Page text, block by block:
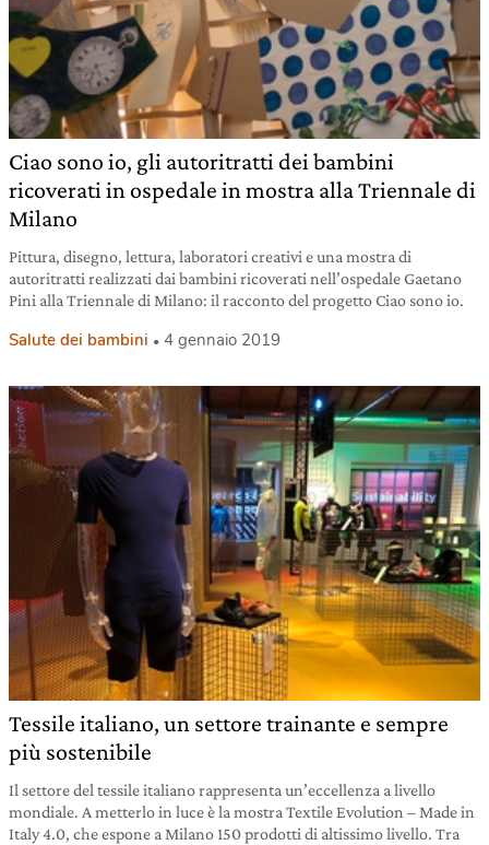
Ciao sono io, gli autoritratti dei bambini
ricoverati in ospedale in mostra alla Triennale di
Milano
Pittura, disegno, lettura, laboratori creativi e una mostra di
autoritratti realizzati dai bambini ricoverati nell’ospedale Gaetano
Pini alla Triennale di Milano: il racconto del progetto Ciao sono io.
Salute dei bambini 4 gennaio 2019
Tessile italiano, un settore trainante e sempre
più sostenibile
Il settore del tessile italiano rappresenta un’eccellenza a livello
mondiale. A metterlo in luce è la mostra Textile Evolution – Made in
Italy 4.0, che espone a Milano 150 prodotti di altissimo livello. Tra